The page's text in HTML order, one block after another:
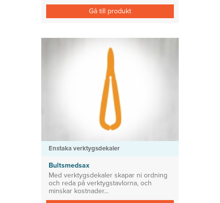
Gå till produkt
Enstaka verktygsdekaler
Bultsmedsax
Med verktygsdekaler skapar ni ordning
och reda på verktygstavlorna, och
minskar kostnader...